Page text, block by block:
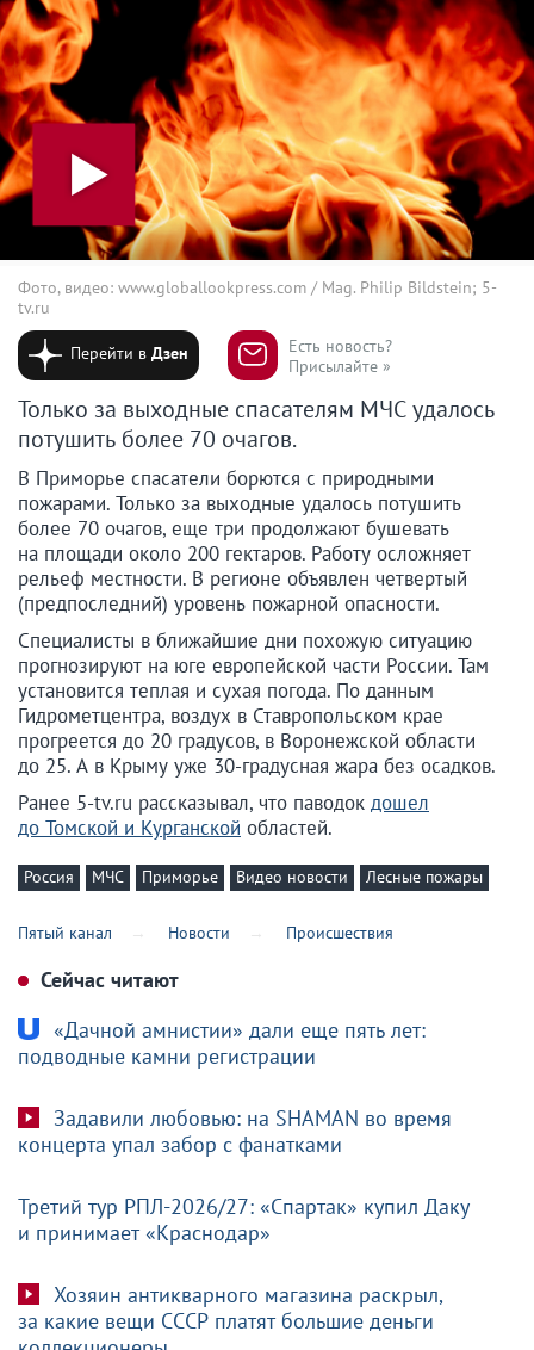
Фото, видео: www.globallookpress.com / Mag. Philip Bildstein; 5-
tv.ru
Перейти вДзен
Есть новость?
Присылайте »
Только за выходные спасателям МЧС удалось
потушить более 70 очагов.
В Приморье спасатели борются с природными
пожарами. Только за выходные удалось потушить
более 70 очагов, еще три продолжают бушевать
на площади около 200 гектаров. Работу осложняет
рельеф местности. В регионе объявлен четвертый
(предпоследний) уровень пожарной опасности.
Специалисты в ближайшие дни похожую ситуацию
прогнозируют на юге европейской части России. Там
установится теплая и сухая погода. По данным
Гидрометцентра, воздух в Ставропольском крае
прогреется до 20 градусов, в Воронежской области
до 25. А в Крыму уже 30-градусная жара без осадков.
Ранее 5-tv.ru рассказывал, что паводок дошел
до Томской и Курганской областей.
Россия МЧС Приморье Видео новости Лесные пожары
Пятый канал Новости Происшествия
Сейчас читают
«Дачной амнистии» дали еще пять лет:
подводные камни регистрации
Задавили любовью: на SHAMAN во время
концерта упал забор с фанатками
Третий тур РПЛ-2026/27: «Спартак» купил Даку
и принимает «Краснодар»
Хозяин антикварного магазина раскрыл,
за какие вещи СССР платят большие деньги